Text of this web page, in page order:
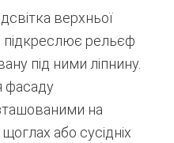
верхньої
підкреслює рельєф
під ними ліпнину.
фасаду
на
щоглах або сусідніх